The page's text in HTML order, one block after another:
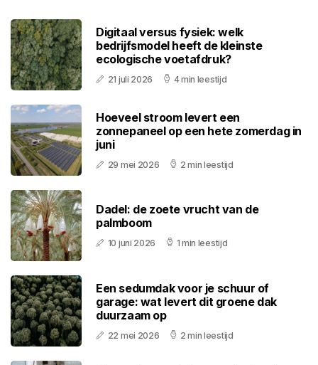
Digitaal versus fysiek: welk
bedrijfsmodel heeft de kleinste
ecologische voetafdruk?
21 juli 2026 4 min leestijd
Hoeveel stroom levert een
zonnepaneel op een hete zomerdag in
juni
29 mei 2026 2 min leestijd
Dadel: de zoete vrucht van de
palmboom
10 juni 2026 1 min leestijd
Een sedumdak voor je schuur of
garage: wat levert dit groene dak
duurzaam op
22 mei 2026 2 min leestijd